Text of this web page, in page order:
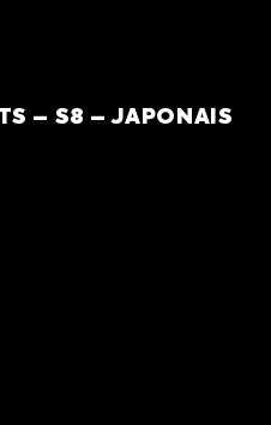
– S8 – JAPONAIS